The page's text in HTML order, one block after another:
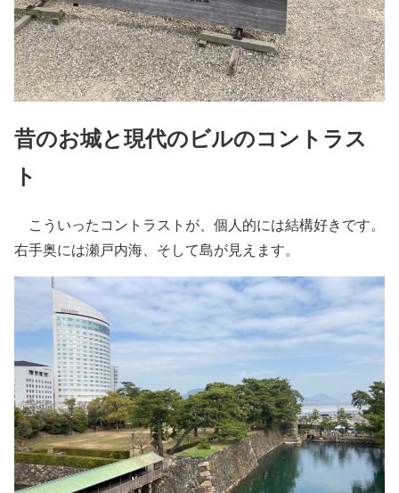
昔のお城と現代のビルのコントラス
ト
こういったコントラストが、個人的には結構好きです。
右手奥には瀬戸内海、そして島が見えます。